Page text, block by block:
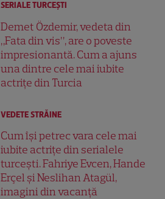
SERIALE TURCEŞTI
Demet Özdemir, vedeta din
„Fata din vis”, are o poveste
impresionantă. Cum a ajuns
una dintre cele mai iubite
actrițe din Turcia
VEDETE STRĂINE
Cum își petrec vara cele mai
iubite actrițe din serialele
turcești. Fahriye Evcen, Hande
Erçel și Neslihan Atagül,
imagini din vacanță